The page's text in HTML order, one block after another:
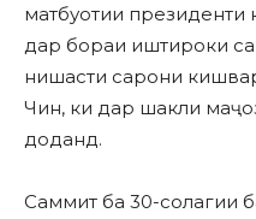
матбуотии
дар бораи иштироки
нишасти сарони
Чин, ки дар шакли
доданд.
Саммит ба 30-солагии